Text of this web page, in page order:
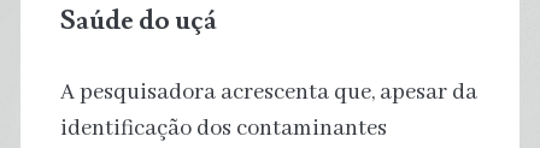
Saúde do uçá
A pesquisadora acrescenta que, apesar da
identificação dos contaminantes